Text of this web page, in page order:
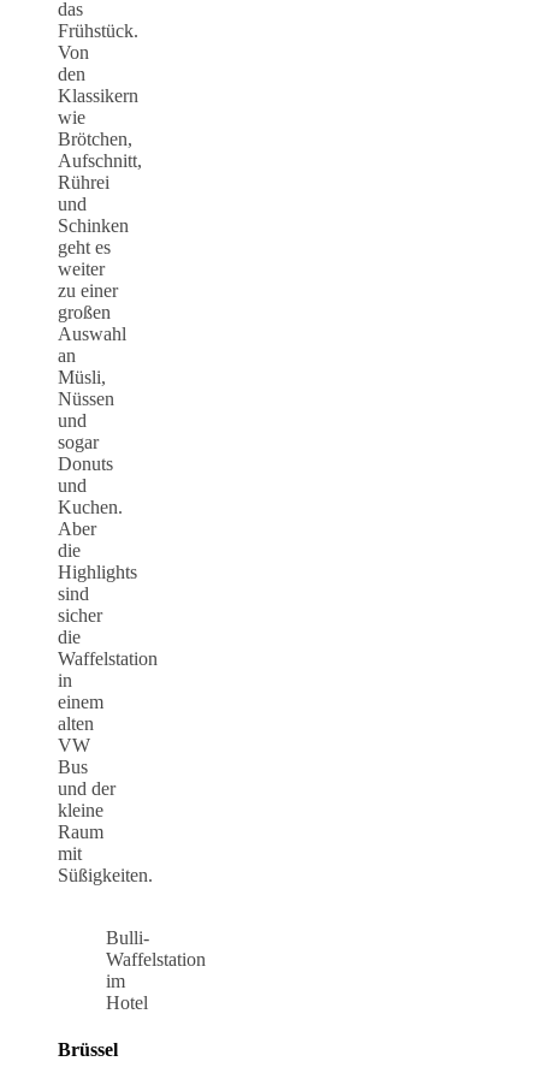
das
Frühstück.
Von
den
Klassikern
wie
Brötchen,
Aufschnitt,
Rührei
und
Schinken
geht es
weiter
zu einer
großen
Auswahl
an
Müsli,
Nüssen
und
sogar
Donuts
und
Kuchen.
Aber
die
Highlights
sind
sicher
die
Waffelstation
in
einem
alten
VW
Bus
und der
kleine
Raum
mit
Süßigkeiten.
Bulli-
Waffelstation
im
Hotel
Brüssel